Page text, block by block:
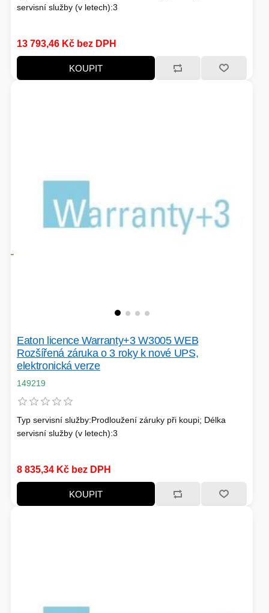
servisní služby (v letech):3
13 793,46 Kč bez DPH
KOUPIT
Eaton licence Warranty+3 W3005 WEB
Rozšířená záruka o 3 roky k nové UPS,
elektronická verze
149219
Typ servisní služby:Prodloužení záruky při koupi; Délka
servisní služby (v letech):3
8 835,34 Kč bez DPH
KOUPIT